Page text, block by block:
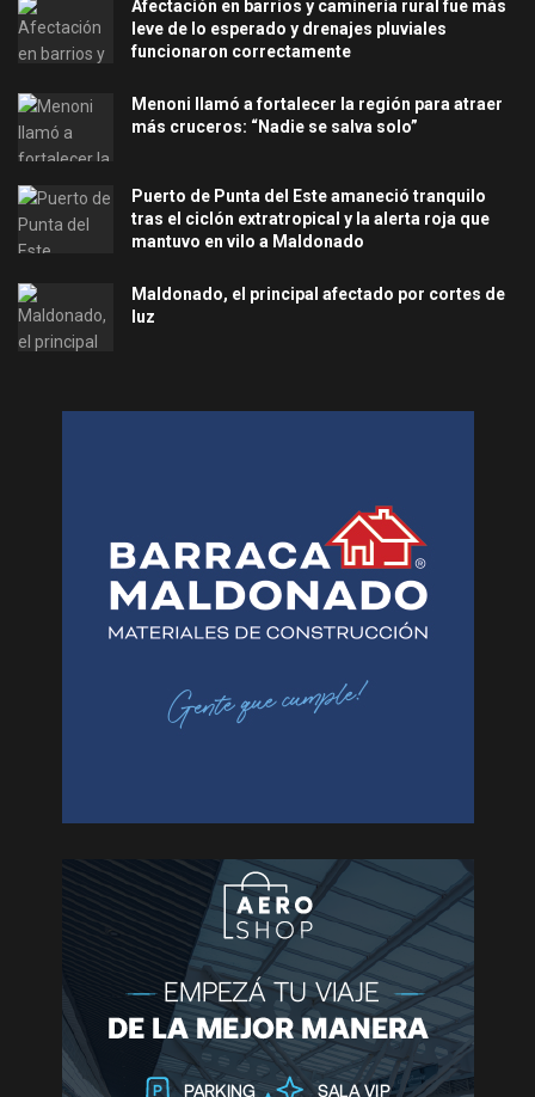
Afectación en barrios y caminería rural fue más
leve de lo esperado y drenajes pluviales
funcionaron correctamente
Menoni llamó a fortalecer la región para atraer
más cruceros: “Nadie se salva solo”
Puerto de Punta del Este amaneció tranquilo
tras el ciclón extratropical y la alerta roja que
mantuvo en vilo a Maldonado
Maldonado, el principal afectado por cortes de
luz